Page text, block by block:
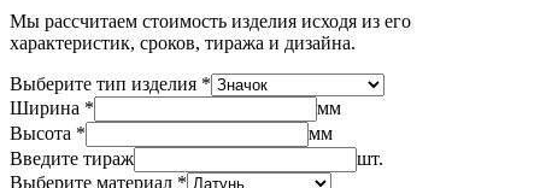
Мы рассчитаем стоимость изделия исходя из его
характеристик, сроков, тиража и дизайна.
Выберите тип изделия *
Ширина *
мм
Высота *
мм
Введите тираж
шт.
Выберите материал *